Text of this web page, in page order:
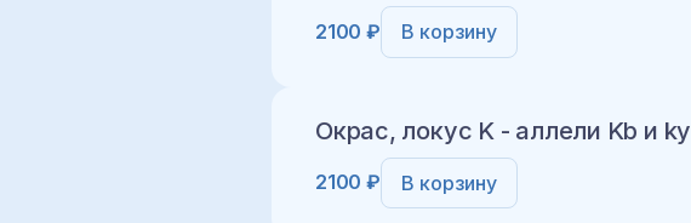
2100 ₽ В корзину
Окрас, локус K - аллели Kb и ky
2100 ₽ В корзину